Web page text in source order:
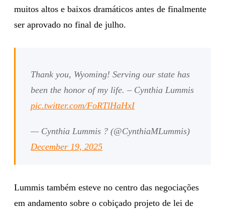
muitos altos e baixos dramáticos antes de finalmente
ser aprovado no final de julho.
Thank you, Wyoming! Serving our state has
been the honor of my life. – Cynthia Lummis
pic.twitter.com/FoRTlHaHxI
— Cynthia Lummis ? (@CynthiaMLummis)
December 19, 2025
Lummis também esteve no centro das negociações
em andamento sobre o cobiçado projeto de lei de